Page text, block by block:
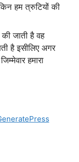
हम त्रुटियों की
की जाती है वह
है इसीलिए अगर
हमारा